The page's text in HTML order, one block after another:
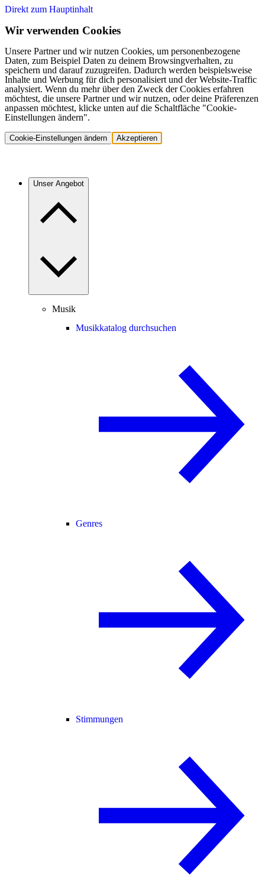
Direkt zum Hauptinhalt
Wir verwenden Cookies
Unsere Partner und wir nutzen Cookies, um personenbezogene
Daten, zum Beispiel Daten zu deinem Browsingverhalten, zu
speichern und darauf zuzugreifen. Dadurch werden beispielsweise
Inhalte und Werbung für dich personalisiert und der Website-Traffic
analysiert. Wenn du mehr über den Zweck der Cookies erfahren
möchtest, die unsere Partner und wir nutzen, oder deine Präferenzen
anpassen möchtest, klicke unten auf die Schaltfläche "Cookie-
Einstellungen ändern".
Cookie-Einstellungen ändern Akzeptieren
Unser Angebot
Musik
Musikkatalog durchsuchen
Genres
Stimmungen